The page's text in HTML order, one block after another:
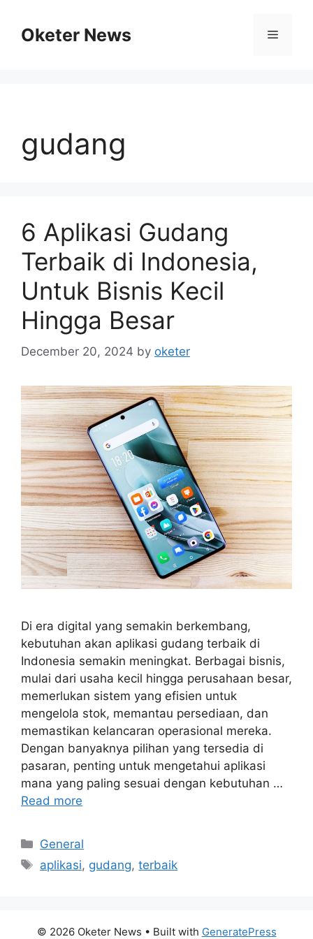
contentOketer News Menu
gudang
6 Aplikasi Gudang
Terbaik di Indonesia,
Untuk Bisnis Kecil
Hingga Besar
December 20, 2024 by oketer
Di era digital yang semakin berkembang,
kebutuhan akan aplikasi gudang terbaik di
Indonesia semakin meningkat. Berbagai bisnis,
mulai dari usaha kecil hingga perusahaan besar,
memerlukan sistem yang efisien untuk
mengelola stok, memantau persediaan, dan
memastikan kelancaran operasional mereka.
Dengan banyaknya pilihan yang tersedia di
pasaran, penting untuk mengetahui aplikasi
mana yang paling sesuai dengan kebutuhan …
Read more
Categories
General
Tags
aplikasi, gudang,terbaik
© 2026 Oketer News • Built with GeneratePress